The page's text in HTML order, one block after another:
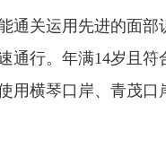
关运用先进的面部识
通行。年满14岁且
用横琴口岸、青茂口